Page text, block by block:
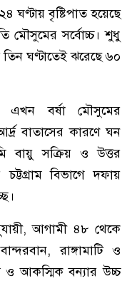
ঘণ্টায় বৃষ্টিপাত হয়েছে
মৌসুমের সর্বোচ্চ। শুধু
ঘণ্টাতেই ঝরেছে ৬০
এখন বর্ষা মৌসুমের
বাতাসের কারণে ঘন
বায়ু সক্রিয় ও উত্তর
বিভাগে দফায়
আগামী ৪৮ থেকে
রাঙ্গামাটি ও
ও আকস্মিক বন্যার উচ্চ